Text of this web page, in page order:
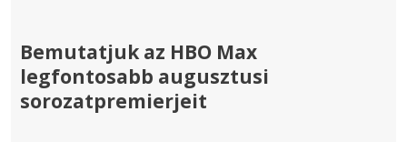
Bemutatjuk az HBO Max
legfontosabb augusztusi
sorozatpremierjeit